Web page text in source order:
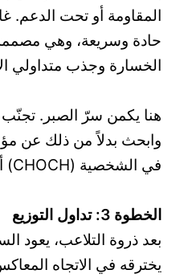
المقاومة أو تحت الدعم.
حادة وسريعة، وهي
الخسارة وجذب متداولي
هنا يكمن سرّ الصبر.
وابحث بدلاً من ذلك عن
في الشخصية (CHOCH) أو تحوّل هيكلي.
الخطوة 3: تداول التوزيع
بعد ذروة التلاعب، يعود
يخترقه في الاتجاه